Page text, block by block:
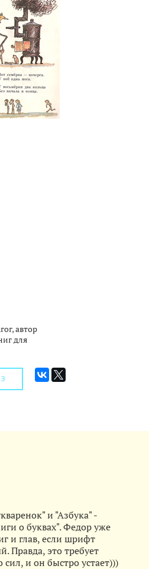
автор
для
3
и "Азбука" -
о буквах". Федор уже
и глав, если шрифт
Правда, это требует
сил, и он быстро устает)))